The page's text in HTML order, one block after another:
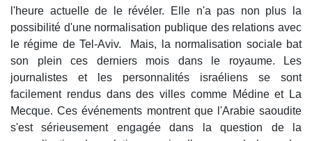
l'heure actuelle de le révéler. Elle n'a pas non plus la
possibilité d'une normalisation publique des relations avec
le régime de Tel-Aviv. Mais, la normalisation sociale bat
son plein ces derniers mois dans le royaume. Les
journalistes et les personnalités israéliens se sont
facilement rendus dans des villes comme Médine et La
Mecque. Ces événements montrent que l'Arabie saoudite
s'est sérieusement engagée dans la question de la